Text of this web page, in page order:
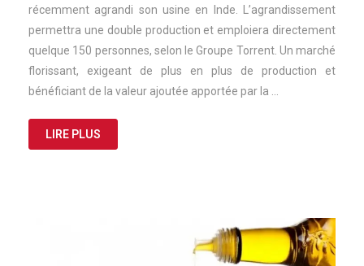
récemment agrandi son usine en Inde. L’agrandissement
permettra une double production et emploiera directement
quelque 150 personnes, selon le Groupe Torrent. Un marché
florissant, exigeant de plus en plus de production et
bénéficiant de la valeur ajoutée apportée par la …
LIRE PLUS